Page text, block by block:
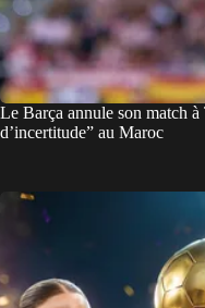
Le Barça annule son match
d’incertitude” au Maroc